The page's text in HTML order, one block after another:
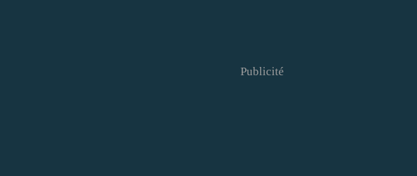
Publicité